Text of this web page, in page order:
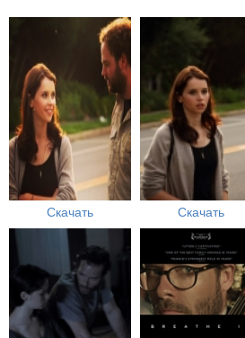
Скачать Скачать